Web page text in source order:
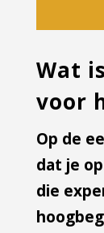
Wat
voor
Op de
dat je
die